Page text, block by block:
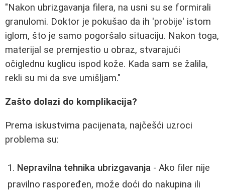
"Nakon ubrizgavanja filera, na usni su se formirali
granulomi. Doktor je pokušao da ih 'probije' istom
iglom, što je samo pogoršalo situaciju. Nakon toga,
materijal se premjestio u obraz, stvarajući
očiglednu kuglicu ispod kože. Kada sam se žalila,
rekli su mi da sve umišljam."
Zašto dolazi do komplikacija?
Prema iskustvima pacijenata, najčešći uzroci
problema su:
Nepravilna tehnika ubrizgavanja - Ako filer nije
pravilno raspoređen, može doći do nakupina ili